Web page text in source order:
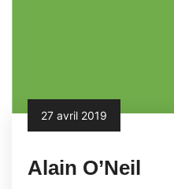
27 avril 2019
Alain O’Neil